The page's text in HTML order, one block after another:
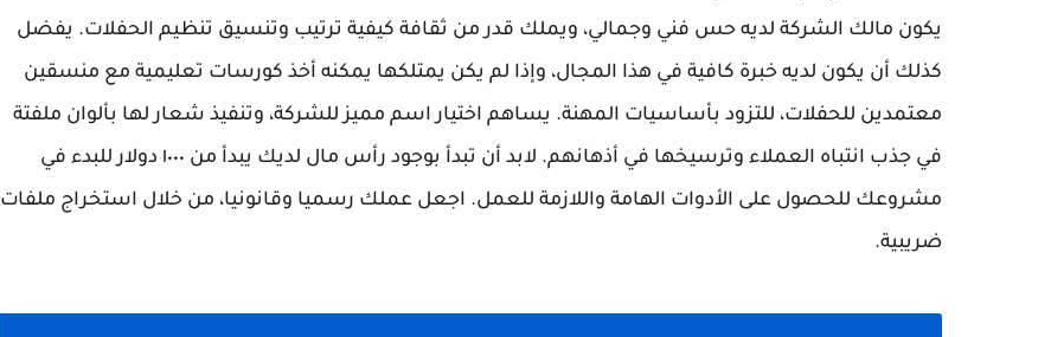
يكون مالك الشركة لديه حس فني وجمالي، ويملك قدر من ثقافة كيفية ترتيب وتنسيق تنظيم الحفلات. يفضل
كذلك أن يكون لديه خبرة كافية في هذا المجال، وإذا لم يكن يمتلكها يمكنه أخذ كورسات تعليمية مع منسقين
معتمدين للحفلات، للتزود بأساسيات المهنة. يساهم اختيار اسم مميز للشركة، وتنفيذ شعار لها بألوان ملفتة
في جذب انتباه العملاء وترسيخها في أذهانهم. لابد أن تبدأ بوجود رأس مال لديك يبدأ من ١٠٠٠ دولار للبدء في
مشروعك للحصول على الأدوات الهامة واللازمة للعمل. اجعل عملك رسميا وقانونيا، من خلال استخراج ملفات
ضريبية.